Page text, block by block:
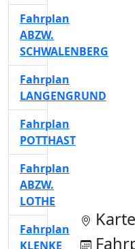
Fahrplan
ABZW.
SCHWALENBERG
Fahrplan
LANGENGRUND
Fahrplan
POTTHAST
Fahrplan
ABZW.
LOTHE
Fahrplan
KLENKE